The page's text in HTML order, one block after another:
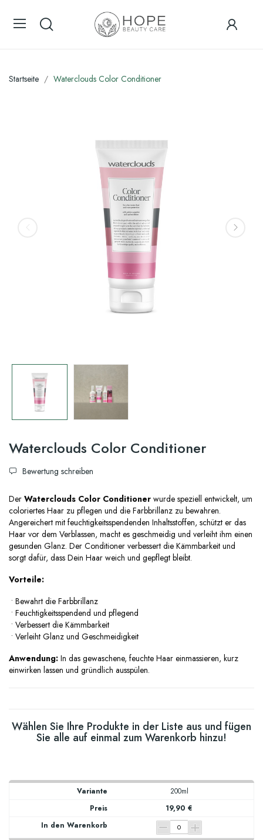
Startseite Waterclouds Color Conditioner
Waterclouds Color Conditioner
Bewertung schreiben
Der Waterclouds Color Conditioner wurde speziell entwickelt, um
coloriertes Haar zu pflegen und die Farbbrillanz zu bewahren.
Angereichert mit feuchtigkeitsspendenden Inhaltsstoffen, schützt er das
Haar vor dem Verblassen, macht es geschmeidig und verleiht ihm einen
gesunden Glanz. Der Conditioner verbessert die Kämmbarkeit und
sorgt dafür, dass Dein Haar weich und gepflegt bleibt.
Vorteile:
• Bewahrt die Farbbrillanz
• Feuchtigkeitsspendend und pflegend
• Verbessert die Kämmbarkeit
• Verleiht Glanz und Geschmeidigkeit
Anwendung: In das gewaschene, feuchte Haar einmassieren, kurz
einwirken lassen und gründlich ausspülen.
Wählen Sie Ihre Produkte in der Liste aus und fügen
Sie alle auf einmal zum Warenkorb hinzu!
200ml
19,90 €